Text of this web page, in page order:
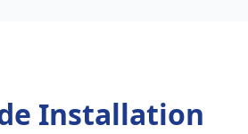
Installation